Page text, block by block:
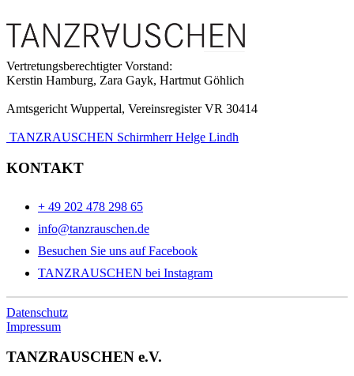
Vertretungsberechtigter Vorstand:
Kerstin Hamburg, Zara Gayk, Hartmut Göhlich
Amtsgericht Wuppertal, Vereinsregister VR 30414
TANZRAUSCHEN Schirmherr Helge Lindh
KONTAKT
+ 49 202 478 298 65
info@tanzrauschen.de
Besuchen Sie uns auf Facebook
TANZRAUSCHEN bei Instagram
Datenschutz
Impressum
TANZRAUSCHEN e.V.